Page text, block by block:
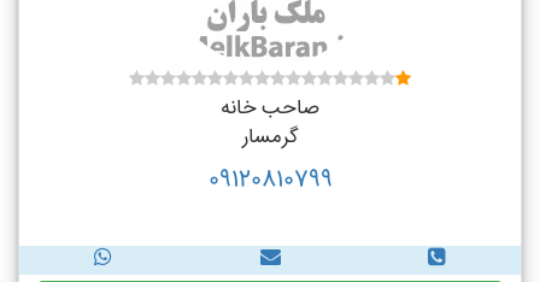
صاحب خانه
گرمسار
09120810799